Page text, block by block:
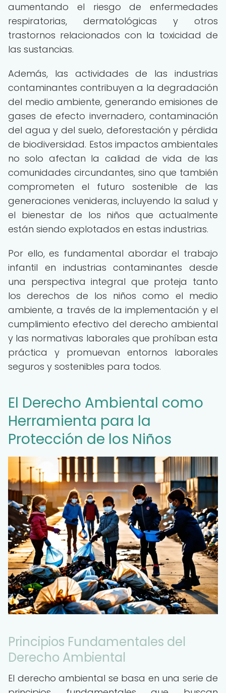
aumentando el riesgo de enfermedades
respiratorias, dermatológicas y otros
trastornos relacionados con la toxicidad de
las sustancias.
Además, las actividades de las industrias
contaminantes contribuyen a la degradación
del medio ambiente, generando emisiones de
gases de efecto invernadero, contaminación
del agua y del suelo, deforestación y pérdida
de biodiversidad. Estos impactos ambientales
no solo afectan la calidad de vida de las
comunidades circundantes, sino que también
comprometen el futuro sostenible de las
generaciones venideras, incluyendo la salud y
el bienestar de los niños que actualmente
están siendo explotados en estas industrias.
Por ello, es fundamental abordar el trabajo
infantil en industrias contaminantes desde
una perspectiva integral que proteja tanto
los derechos de los niños como el medio
ambiente, a través de la implementación y el
cumplimiento efectivo del derecho ambiental
y las normativas laborales que prohíban esta
práctica y promuevan entornos laborales
seguros y sostenibles para todos.
El Derecho Ambiental como
Herramienta para la
Protección de los Niños
Principios Fundamentales del
Derecho Ambiental
El derecho ambiental se basa en una serie de